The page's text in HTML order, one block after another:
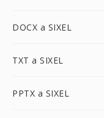
DOCX a SIXEL
TXT a SIXEL
PPTX a SIXEL